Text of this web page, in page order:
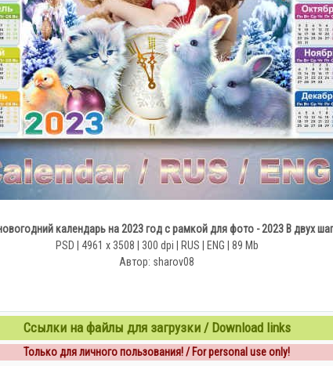
календарь на 2023 год с рамкой для фото - 2023 В двух
PSD | 4961 х 3508 | 300 dpi | RUS | ENG | 89 Mb
Автор: sharov08
Ссылки на файлы для загрузки / Download links
Только для личного пользования! / For personal use only!